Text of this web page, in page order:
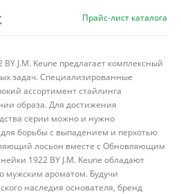
Прайс-лист каталога
J.M. Keune предлагает комплексный
задач. Специализированные
ассортимент стайлинга
образа. Для достижения
серии можно и нужно
борьбы с выпадением и перхотью
лосьон вместе с Обновляющим
1922 BY J.M. Keune обладают
мужским ароматом. Будучи
наследия основателя, бренд